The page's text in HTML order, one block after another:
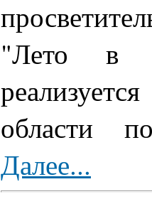
"Лето в
области
Далее...